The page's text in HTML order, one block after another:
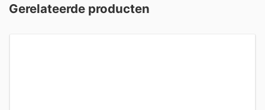
Gerelateerde producten